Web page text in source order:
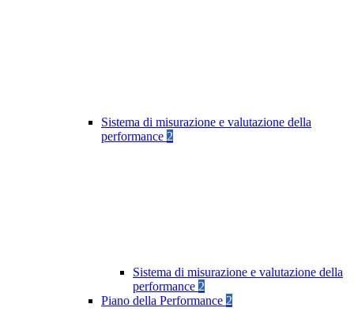
Sistema di misurazione e valutazione della
performance 2
Sistema di misurazione e valutazione della
performance 2
Piano della Performance 2